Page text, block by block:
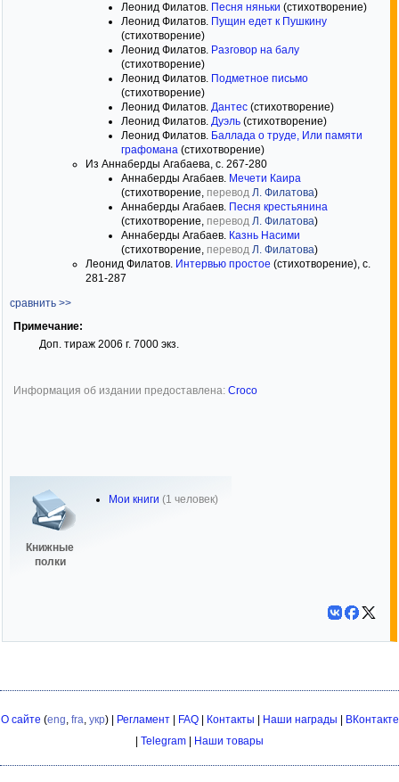
Леонид Филатов. Песня няньки (стихотворение)
Леонид Филатов. Пущин едет к Пушкину
(стихотворение)
Леонид Филатов. Разговор на балу
(стихотворение)
Леонид Филатов. Подметное письмо
(стихотворение)
Леонид Филатов. Дантес (стихотворение)
Леонид Филатов. Дуэль (стихотворение)
Леонид Филатов. Баллада о труде, Или памяти
графомана (стихотворение)
Из Аннаберды Агабаева, с. 267-280
Аннаберды Агабаев. Мечети Каира
(стихотворение, перевод Л. Филатова)
Аннаберды Агабаев. Песня крестьянина
(стихотворение, перевод Л. Филатова)
Аннаберды Агабаев. Казнь Насими
(стихотворение, перевод Л. Филатова)
Леонид Филатов. Интервью простое (стихотворение), с.
281-287
сравнить >>
Примечание:
Доп. тираж 2006 г. 7000 экз.
Информация об издании предоставлена: Croco
Книжные
полки
Мои книги (1 человек)
О сайте (eng, fra, укр) | Регламент| FAQ| Контакты Наши награды
ВКонтакте
Telegram Наши товары